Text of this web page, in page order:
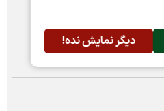
دیگر نمایش نده!